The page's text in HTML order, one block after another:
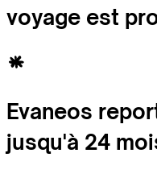
voyage est
Evaneos
jusqu'à 24